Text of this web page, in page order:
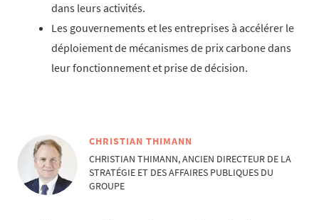
dans leurs activités.
Les gouvernements et les entreprises à accélérer le
déploiement de mécanismes de prix carbone dans
leur fonctionnement et prise de décision.
CHRISTIAN THIMANN
CHRISTIAN THIMANN, ANCIEN DIRECTEUR DE LA
STRATÉGIE ET DES AFFAIRES PUBLIQUES DU
GROUPE